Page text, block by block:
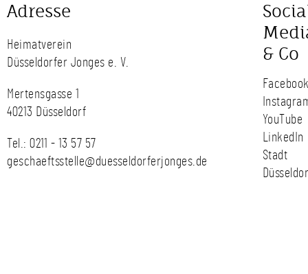
Adresse
Heimatverein
Düsseldorfer Jonges e. V.
Mertensgasse 1
40213 Düsseldorf
Tel.: 0211 - 13 57 57
geschaeftsstelle@duesseldorferjonges.de
& Co
YouTube
LinkedIn
Stadt